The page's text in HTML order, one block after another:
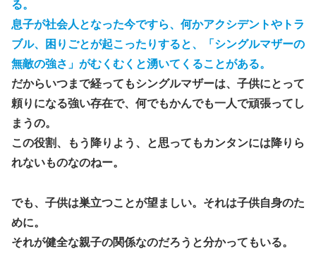
る。
息子が社会人となった今ですら、何かアクシデントやトラ
ブル、困りごとが起こったりすると、「シングルマザーの
無敵の強さ」がむくむくと湧いてくることがある。
だからいつまで経ってもシングルマザーは、子供にとって
頼りになる強い存在で、何でもかんでも一人で頑張ってし
まうの。
この役割、もう降りよう、と思ってもカンタンには降りら
れないものなのねー。
でも、子供は巣立つことが望ましい。それは子供自身のた
めに。
それが健全な親子の関係なのだろうと分かってもいる。